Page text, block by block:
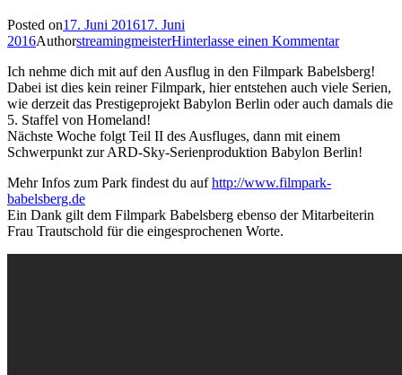
Posted on17. Juni 201617. Juni
2016AuthorstreamingmeisterHinterlasse einen Kommentar
Ich nehme dich mit auf den Ausflug in den Filmpark Babelsberg!
Dabei ist dies kein reiner Filmpark, hier entstehen auch viele Serien,
wie derzeit das Prestigeprojekt Babylon Berlin oder auch damals die
5. Staffel von Homeland!
Nächste Woche folgt Teil II des Ausfluges, dann mit einem
Schwerpunkt zur ARD-Sky-Serienproduktion Babylon Berlin!
Mehr Infos zum Park findest du aufhttp://www.filmpark-
babelsberg.de
Ein Dank gilt dem Filmpark Babelsberg ebenso der Mitarbeiterin
Frau Trautschold für die eingesprochenen Worte.